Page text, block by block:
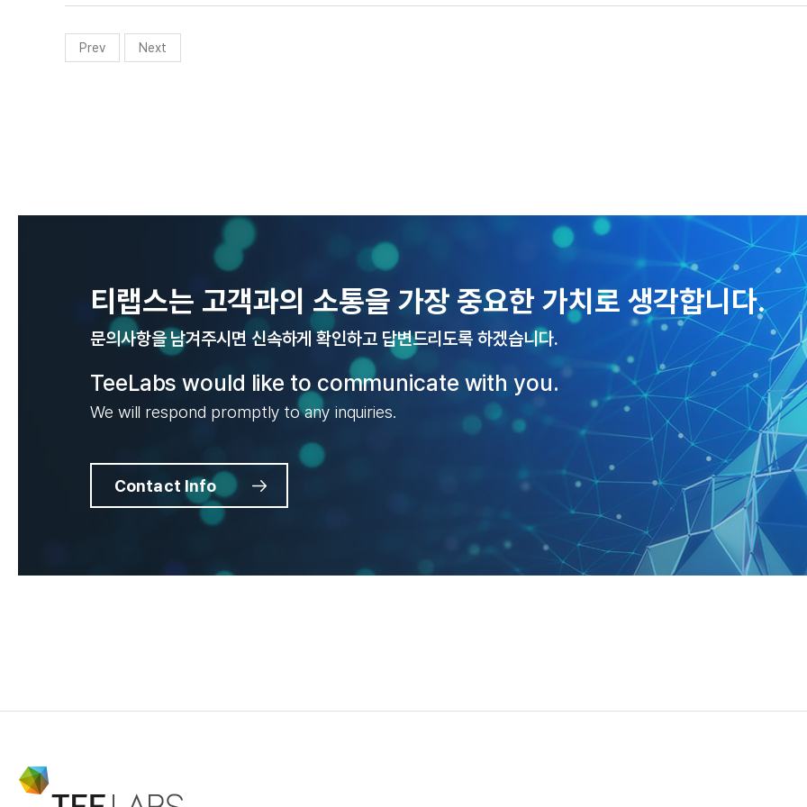
Prev Next
티랩스는 고객과의 소통을 가장 중요한 가치로 생각합니다.
문의사항을 남겨주시면 신속하게 확인하고 답변드리도록 하겠습니다.
TeeLabs would like to communicate with you.
We will respond promptly to any inquiries.
Contact Info